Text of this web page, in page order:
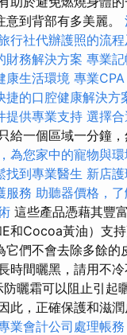
到背部有多美麗。
行社代辦護照的流
財務解決方案 專業
康生活環境 專業
捷的口腔健康解決方
提供專業支持 選擇
給一個區域一分鐘
為您家中的寵物與
找到專業醫生 新店
服務 助聽器價格，
這些產品憑藉其豐
E和Cocoa黃油）支
它們不會去除多餘的
時間曬黑，請用不
防曬霜可以阻止引起
此，正確保護和滋
業會計公司處理帳務